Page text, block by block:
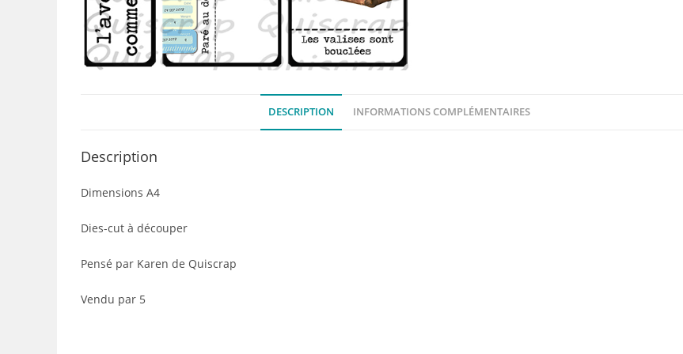
DESCRIPTION INFORMATIONS COMPLÉMENTAIRES
Description
Dimensions A4
Dies-cut à découper
Pensé par Karen de Quiscrap
Vendu par 5